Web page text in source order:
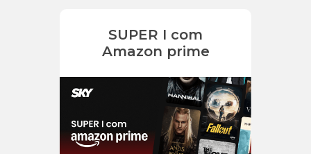
SUPER I com
Amazon prime